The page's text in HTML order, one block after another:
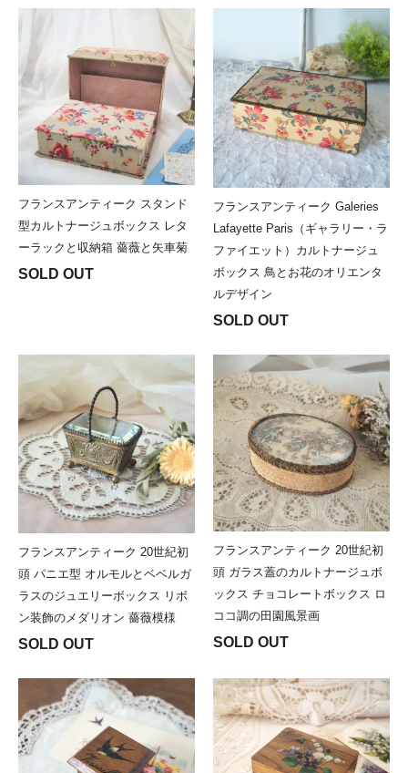
フランスアンティーク スタンド
型カルトナージュボックス レタ
ーラックと収納箱 薔薇と矢車菊
SOLD OUT
フランスアンティーク Galeries
Lafayette Paris（ギャラリー・ラ
ファイエット）カルトナージュ
ボックス 鳥とお花のオリエンタ
ルデザイン
SOLD OUT
フランスアンティーク 20世紀初
頭 パニエ型 オルモルとベベルガ
ラスのジュエリーボックス リボ
ン装飾のメダリオン 薔薇模様
SOLD OUT
フランスアンティーク 20世紀初
頭 ガラス蓋のカルトナージュボ
ックス チョコレートボックス ロ
ココ調の田園風景画
SOLD OUT